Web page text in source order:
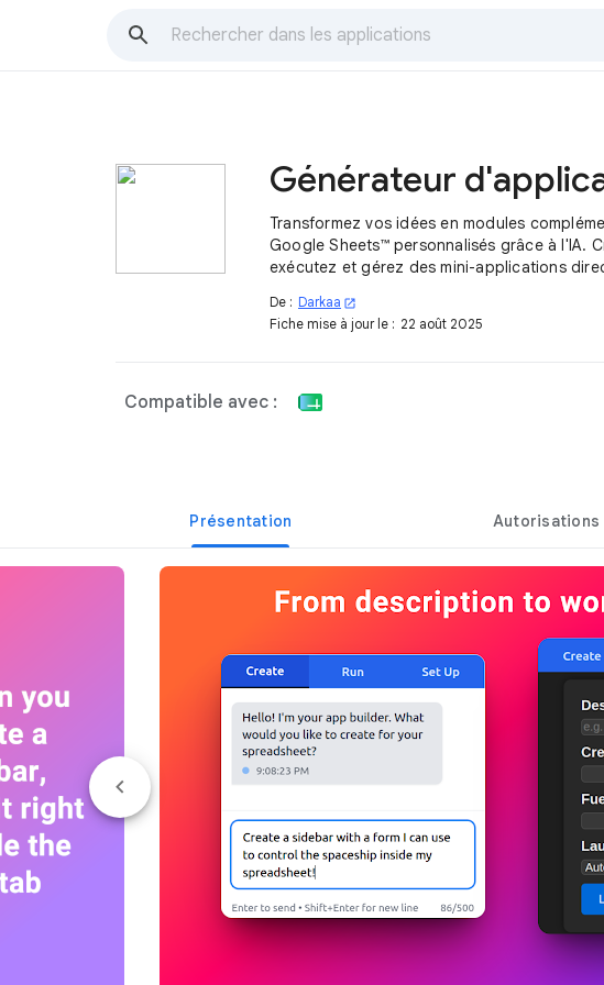
Transformez vos idées en modules
Google Sheets™ personnalisés grâce à l'IA.
exécutez et gérez des mini-applications
De : Darkaa open_in_new
Fiche mise à jour le : 22 août 2025
Compatible avec :
Présentation Autorisations